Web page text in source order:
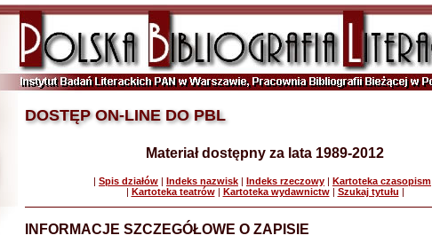
DOSTĘP ON-LINE DO PBL
Materiał dostępny za lata 1989-2012
| Spis działów | Indeks nazwisk | Indeks rzeczowy | Kartoteka czasopism
| Kartoteka teatrów| Kartoteka wydawnictw| Szukaj tytułu |
INFORMACJE SZCZEGÓŁOWE O ZAPISIE